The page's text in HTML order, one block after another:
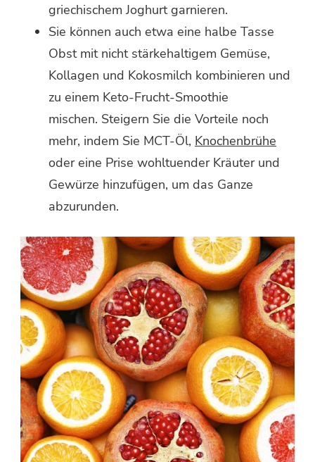
griechischem Joghurt garnieren.
Sie können auch etwa eine halbe Tasse
Obst mit nicht stärkehaltigem Gemüse,
Kollagen und Kokosmilch kombinieren und
zu einem Keto-Frucht-Smoothie
mischen. Steigern Sie die Vorteile noch
mehr, indem Sie MCT-Öl, Knochenbrühe
oder eine Prise wohltuender Kräuter und
Gewürze hinzufügen, um das Ganze
abzurunden.